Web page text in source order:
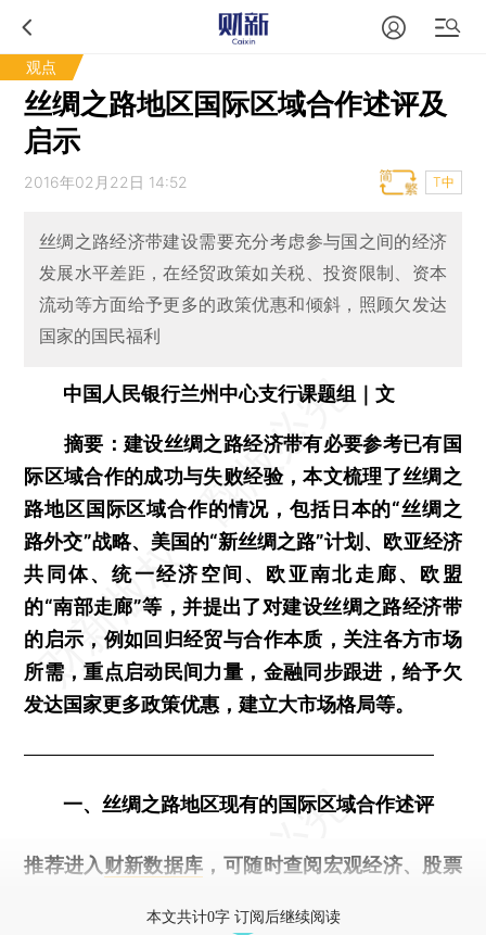
观点
丝绸之路地区国际区域合作述评及
启示
2016年02月22日 14:52 T中
丝绸之路经济带建设需要充分考虑参与国之间的经济
发展水平差距，在经贸政策如关税、投资限制、资本
流动等方面给予更多的政策优惠和倾斜，照顾欠发达
国家的国民福利
中国人民银行兰州中心支行课题组｜文
摘要：建设丝绸之路经济带有必要参考已有国
际区域合作的成功与失败经验，本文梳理了丝绸之
路地区国际区域合作的情况，包括日本的“丝绸之
路外交”战略、美国的“新丝绸之路”计划、欧亚经济
共同体、统一经济空间、欧亚南北走廊、欧盟
的“南部走廊”等，并提出了对建设丝绸之路经济带
的启示，例如回归经贸与合作本质，关注各方市场
所需，重点启动民间力量，金融同步跟进，给予欠
发达国家更多政策优惠，建立大市场格局等。
—————————————————————
一、丝绸之路地区现有的国际区域合作述评
推荐进入 财新数据库 ，可随时查阅宏观经济、股票
本文共计0字 订阅后继续阅读